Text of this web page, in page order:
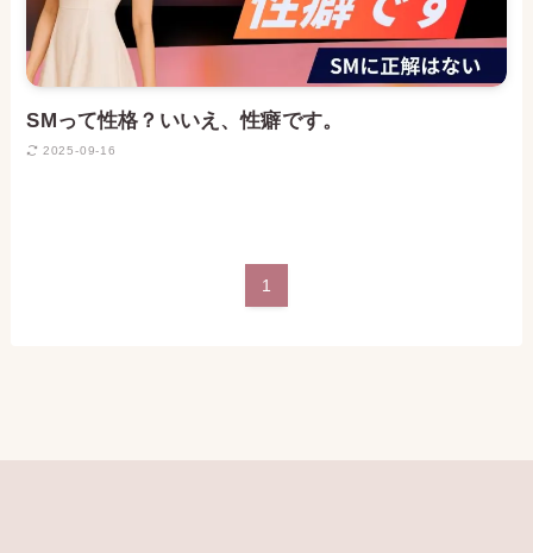
SMって性格？いいえ、性癖です。
2025-09-16
1